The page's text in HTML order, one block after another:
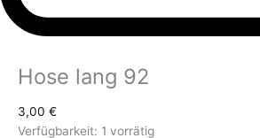
Hose lang 92
3,00 €
Verfügbarkeit: 1 vorrätig